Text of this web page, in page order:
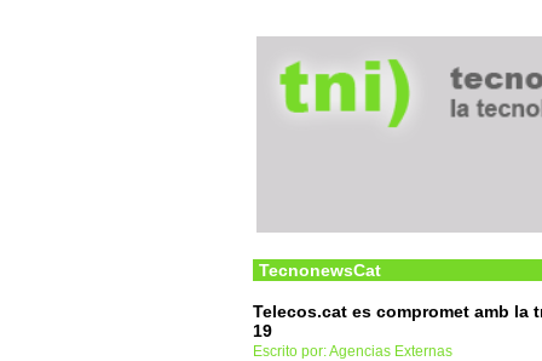
TecnonewsCat
Telecos.cat es compromet amb la
19
Escrito por: Agencias Externas